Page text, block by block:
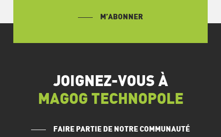
M’ABONNER
JOIGNEZ-VOUS À
MAGOG TECHNOPOLE
FAIRE PARTIE DE NOTRE COMMUNAUTÉ